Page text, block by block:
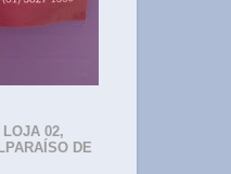
02,
DE